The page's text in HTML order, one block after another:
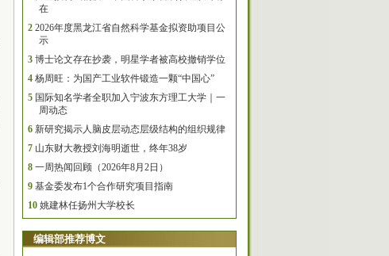
在
2 2026年度黑龙江省自然科学基金拟资助项目公
示
3 博士论文存在抄袭，明星学者被高校撤销学位
4 杨周旺：为国产工业软件锻造一颗“中国心”
5 国际知名学者全职加入宁波东方理工大学｜一
周动态
6 新研究揭示人脑皮层动态层级结构的组织规律
7 山东财大教授刘海明逝世，终年38岁
8 一周热闻回顾（2026年8月2日）
9 基金委发布1个合作研究项目指南
10 姚建林任扬州大学校长
编辑部推荐博文